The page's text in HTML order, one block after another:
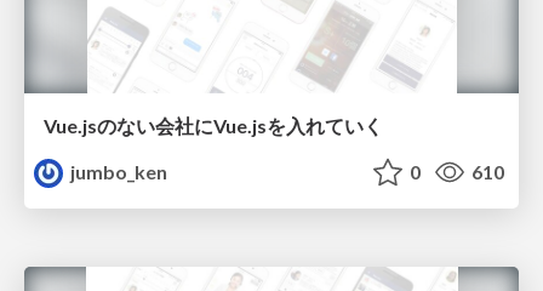
Vue.jsのない会社にVue.jsを入れていく
jumbo_ken
0 610